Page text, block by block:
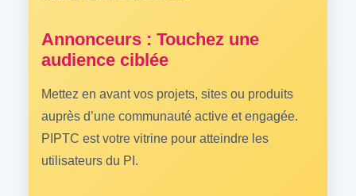
Annonceurs : Touchez une
audience ciblée
Mettez en avant vos projets, sites ou produits
auprès d’une communauté active et engagée.
PIPTC est votre vitrine pour atteindre les
utilisateurs du PI.